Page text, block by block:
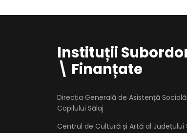
Instituții
\ Finanțate
Direcția Generală de Asistență
Copilului Sălaj
Centrul de Cultură și Artă al Județului